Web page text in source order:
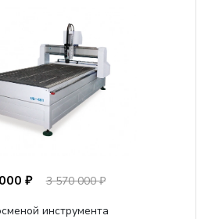
₽
3 570 000 ₽
инструмента